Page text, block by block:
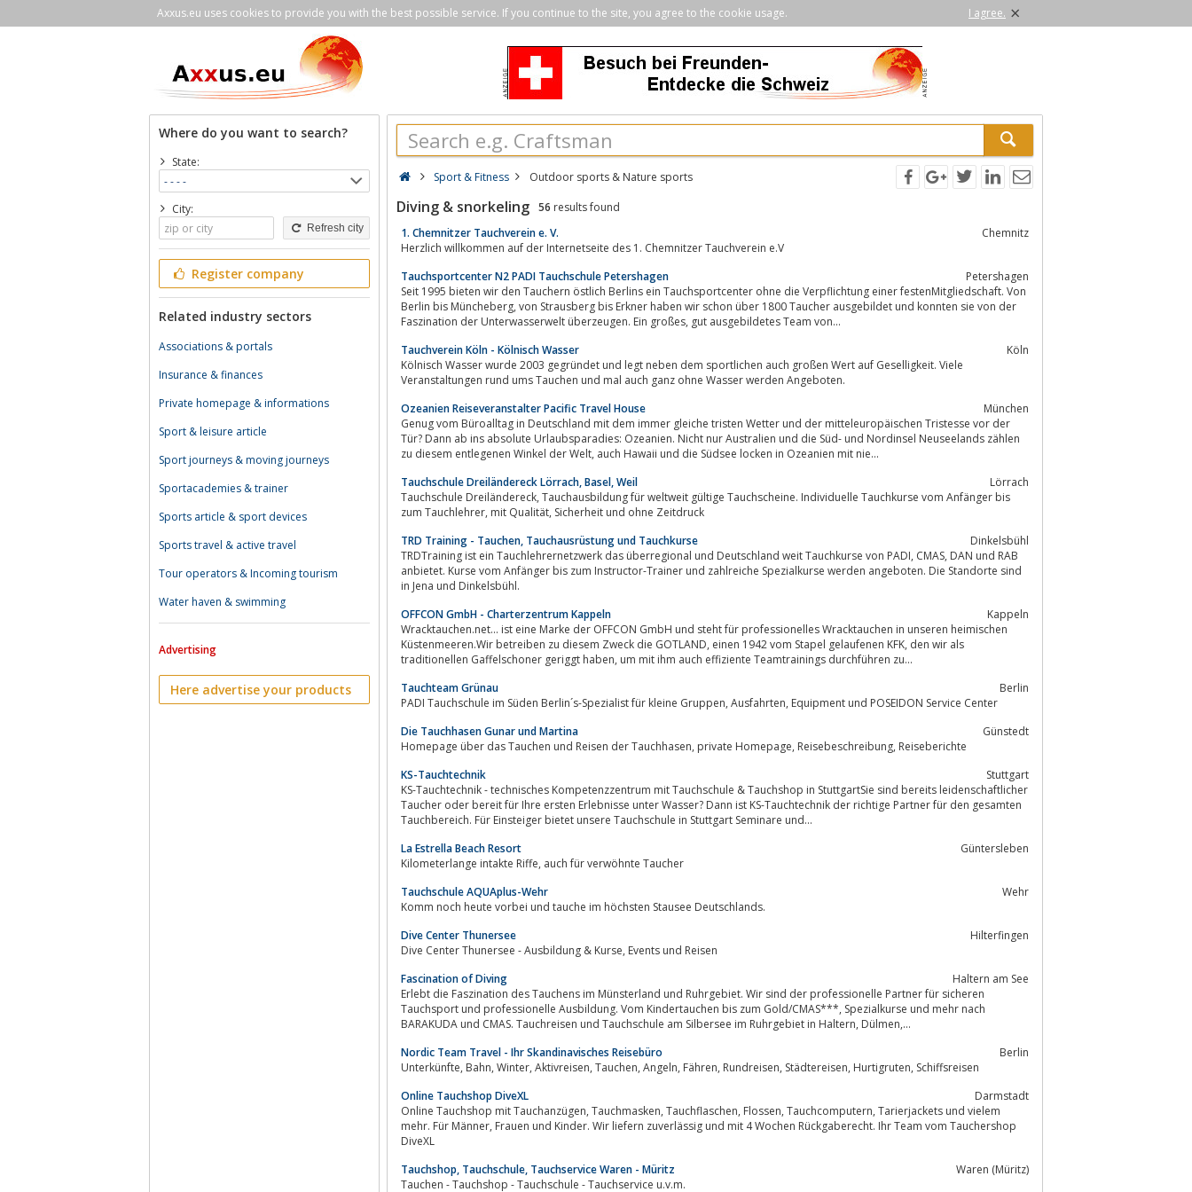
Axxus.eu uses cookies to provide you with the best possible service. If you continue to the site, you agree to the cookie usage. I agree. ×
Where do you want to search?
State:
City:
Refresh city
Register company
Related industry sectors
Associations & portals
Insurance & finances
Private homepage & informations
Sport & leisure article
Sport journeys & moving journeys
Sportacademies & trainer
Sports article & sport devices
Sports travel & active travel
Tour operators & Incoming tourism
Water haven & swimming
Advertising
Here advertise your products
Sport & Fitness Outdoor sports & Nature sports
Diving & snorkeling 56 results found
1. Chemnitzer Tauchverein e. V.
Chemnitz
Herzlich willkommen auf der Internetseite des 1. Chemnitzer Tauchverein e.V
Tauchsportcenter N2 PADI Tauchschule Petershagen
Petershagen
Seit 1995 bieten wir den Tauchern östlich Berlins ein Tauchsportcenter ohne die Verpflichtung einer festenMitgliedschaft. Von
Berlin bis Müncheberg, von Strausberg bis Erkner haben wir schon über 1800 Taucher ausgebildet und konnten sie von der
Faszination der Unterwasserwelt überzeugen. Ein großes, gut ausgebildetes Team von...
Tauchverein Köln - Kölnisch Wasser
Köln
Kölnisch Wasser wurde 2003 gegründet und legt neben dem sportlichen auch großen Wert auf Geselligkeit. Viele
Veranstaltungen rund ums Tauchen und mal auch ganz ohne Wasser werden Angeboten.
Ozeanien Reiseveranstalter Pacific Travel House
München
Genug vom Büroalltag in Deutschland mit dem immer gleiche tristen Wetter und der mitteleuropäischen Tristesse vor der
Tür? Dann ab ins absolute Urlaubsparadies: Ozeanien. Nicht nur Australien und die Süd- und Nordinsel Neuseelands zählen
zu diesem entlegenen Winkel der Welt, auch Hawaii und die Südsee locken in Ozeanien mit nie...
Tauchschule Dreiländereck Lörrach, Basel, Weil
Lörrach
Tauchschule Dreiländereck, Tauchausbildung für weltweit gültige Tauchscheine. Individuelle Tauchkurse vom Anfänger bis
zum Tauchlehrer, mit Qualität, Sicherheit und ohne Zeitdruck
TRD Training - Tauchen, Tauchausrüstung und Tauchkurse
Dinkelsbühl
TRDTraining ist ein Tauchlehrernetzwerk das überregional und Deutschland weit Tauchkurse von PADI, CMAS, DAN und RAB
anbietet. Kurse vom Anfänger bis zum Instructor-Trainer und zahlreiche Spezialkurse werden angeboten. Die Standorte sind
in Jena und Dinkelsbühl.
OFFCON GmbH - Charterzentrum Kappeln
Kappeln
Wracktauchen.net... ist eine Marke der OFFCON GmbH und steht für professionelles Wracktauchen in unseren heimischen
Küstenmeeren.Wir betreiben zu diesem Zweck die GOTLAND, einen 1942 vom Stapel gelaufenen KFK, den wir als
traditionellen Gaffelschoner geriggt haben, um mit ihm auch effiziente Teamtrainings durchführen zu...
Tauchteam Grünau
Berlin
PADI Tauchschule im Süden Berlin´s-Spezialist für kleine Gruppen, Ausfahrten, Equipment und POSEIDON Service Center
Die Tauchhasen Gunar und Martina
Günstedt
Homepage über das Tauchen und Reisen der Tauchhasen, private Homepage, Reisebeschreibung, Reiseberichte
KS-Tauchtechnik
Stuttgart
KS-Tauchtechnik - technisches Kompetenzzentrum mit Tauchschule & Tauchshop in StuttgartSie sind bereits leidenschaftlicher
Taucher oder bereit für Ihre ersten Erlebnisse unter Wasser? Dann ist KS-Tauchtechnik der richtige Partner für den gesamten
Tauchbereich. Für Einsteiger bietet unsere Tauchschule in Stuttgart Seminare und...
La Estrella Beach Resort
Güntersleben
Kilometerlange intakte Riffe, auch für verwöhnte Taucher
Tauchschule AQUAplus-Wehr
Wehr
Komm noch heute vorbei und tauche im höchsten Stausee Deutschlands.
Dive Center Thunersee
Hilterfingen
Dive Center Thunersee - Ausbildung & Kurse, Events und Reisen
Fascination of Diving
Haltern am See
Erlebt die Faszination des Tauchens im Münsterland und Ruhrgebiet. Wir sind der professionelle Partner für sicheren
Tauchsport und professionelle Ausbildung. Vom Kindertauchen bis zum Gold/CMAS***, Spezialkurse und mehr nach
BARAKUDA und CMAS. Tauchreisen und Tauchschule am Silbersee im Ruhrgebiet in Haltern, Dülmen,...
Nordic Team Travel - Ihr Skandinavisches Reisebüro
Berlin
Unterkünfte, Bahn, Winter, Aktivreisen, Tauchen, Angeln, Fähren, Rundreisen, Städtereisen, Hurtigruten, Schiffsreisen
Online Tauchshop DiveXL
Darmstadt
Online Tauchshop mit Tauchanzügen, Tauchmasken, Tauchflaschen, Flossen, Tauchcomputern, Tarierjackets und vielem
mehr. Für Männer, Frauen und Kinder. Wir liefern zuverlässig und mit 4 Wochen Rückgaberecht. Ihr Team vom Tauchershop
DiveXL
Tauchshop, Tauchschule, Tauchservice Waren - Müritz
Waren (Müritz)
Tauchen - Tauchshop - Tauchschule - Tauchservice u.v.m.